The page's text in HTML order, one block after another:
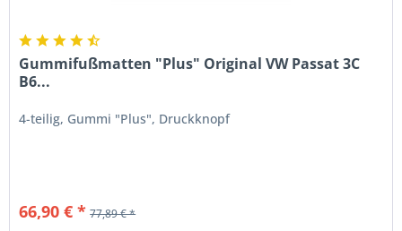
Gummifußmatten "Plus" Original VW Passat 3C
B6...
4-teilig, Gummi "Plus", Druckknopf
66,90 € * 77,89 € *